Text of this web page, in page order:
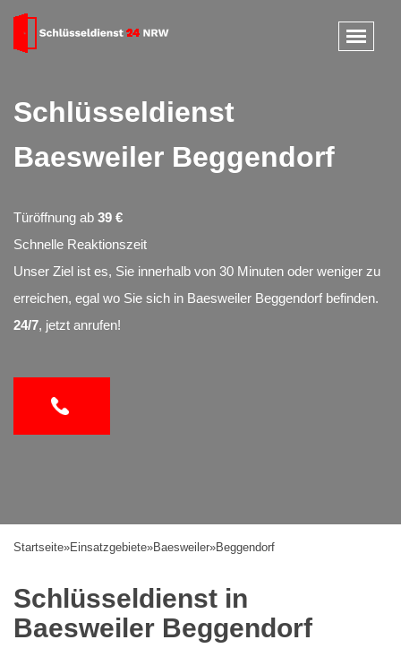
Schlüsseldienst
Baesweiler Beggendorf
Türöffnung ab 39 €
Schnelle Reaktionszeit
Unser Ziel ist es, Sie innerhalb von 30 Minuten oder weniger zu
erreichen, egal wo Sie sich in Baesweiler Beggendorf befinden.
24/7, jetzt anrufen!
Startseite»Einsatzgebiete»Baesweiler»Beggendorf
Schlüsseldienst in
Baesweiler Beggendorf